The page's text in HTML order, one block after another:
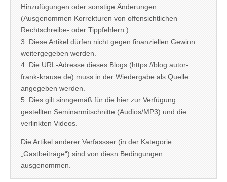
Hinzufügungen oder sonstige Änderungen.
(Ausgenommen Korrekturen von offensichtlichen
Rechtschreibe- oder Tippfehlern.)
3. Diese Artikel dürfen nicht gegen finanziellen Gewinn
weitergegeben werden.
4. Die URL-Adresse dieses Blogs (https://blog.autor-
frank-krause.de) muss in der Wiedergabe als Quelle
angegeben werden.
5. Dies gilt sinngemäß für die hier zur Verfügung
gestellten Seminarmitschnitte (Audios/MP3) und die
verlinkten Videos.
Die Artikel anderer Verfassser (in der Kategorie
„Gastbeiträge“) sind von diesn Bedingungen
ausgenommen.